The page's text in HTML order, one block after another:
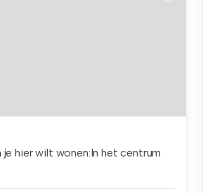
je hier wilt wonen:In het centrum